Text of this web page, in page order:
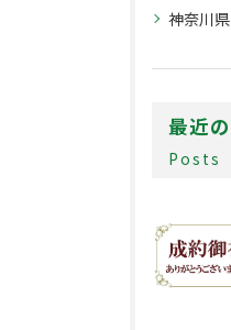
神奈川県
最近
Posts